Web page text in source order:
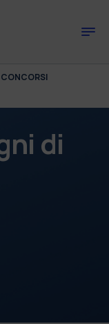
CONCORSI
di